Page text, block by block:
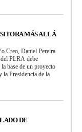
MÁS ALLÁ
Creo, Daniel Pereira
PLRA debe
base de un proyecto
la Presidencia de la
DE